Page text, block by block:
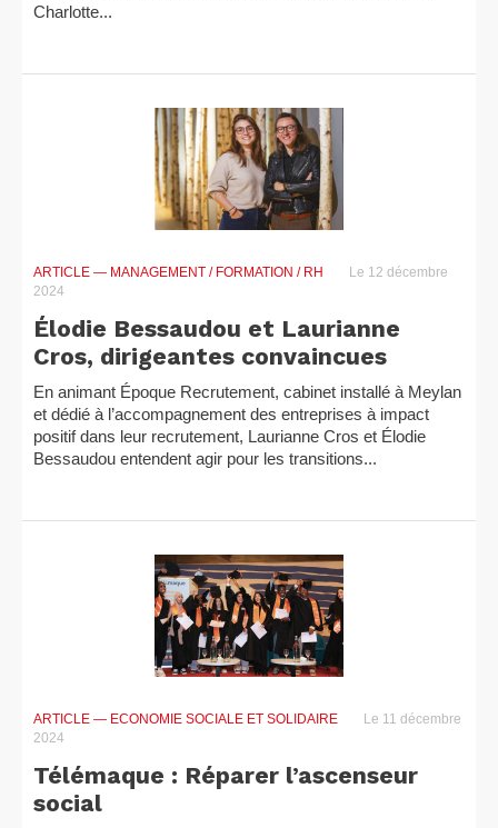
Charlotte...
ARTICLE — MANAGEMENT / FORMATION / RH
Le 12 décembre
2024
Élodie Bessaudou et Laurianne
Cros, dirigeantes convaincues
En animant Époque Recrutement, cabinet installé à Meylan
et dédié à l’accompagnement des entreprises à impact
positif dans leur recrutement, Laurianne Cros et Élodie
Bessaudou entendent agir pour les transitions...
ARTICLE — ECONOMIE SOCIALE ET SOLIDAIRE
Le 11 décembre
2024
Télémaque : Réparer l’ascenseur
social